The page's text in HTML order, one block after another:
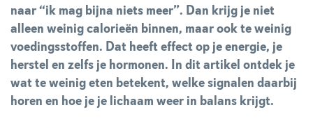
naar “ik mag bijna niets meer”. Dan krijg je niet
alleen weinig calorieën binnen, maar ook te weinig
voedingsstoffen. Dat heeft effect op je energie, je
herstel en zelfs je hormonen. In dit artikel ontdek je
wat te weinig eten betekent, welke signalen daarbij
horen en hoe je je lichaam weer in balans krijgt.